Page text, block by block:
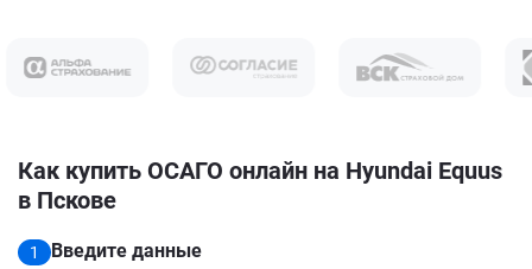
Как купить ОСАГО онлайн на Hyundai Equus
в Пскове
1
Введите данные